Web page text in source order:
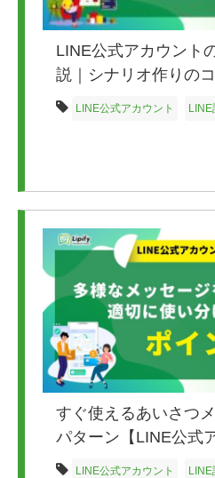
LINE公式アカウント
説｜シナリオ作りの
LINE公式アカウント
すぐ使えるあいさつ
パターン【LINE公式
LINE公式アカウント LINE